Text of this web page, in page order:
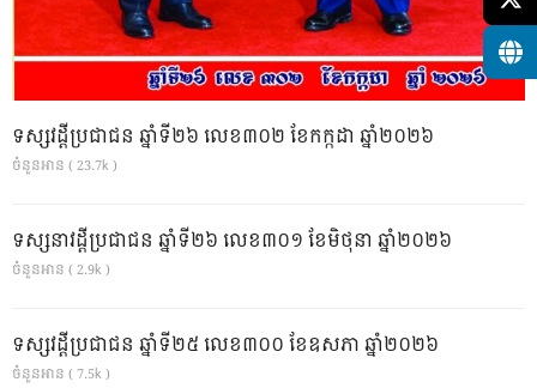
ទស្សវដ្តីប្រជាជន ឆ្នាំទី២៦ លេខ៣០២ ខែកក្កដា ឆ្នាំ២០២៦
ចំនួនអាន ( 23.7k )
ទស្សនាវដ្ដីប្រជាជន ឆ្នាំទី២៦ លេខ៣០១ ខែមិថុនា ឆ្នាំ២០២៦
ចំនួនអាន ( 2.9k )
ទស្សវដ្តីប្រជាជន ឆ្នាំទី២៥ លេខ៣០០ ខែឧសភា ឆ្នាំ២០២៦
ចំនួនអាន ( 7.5k )